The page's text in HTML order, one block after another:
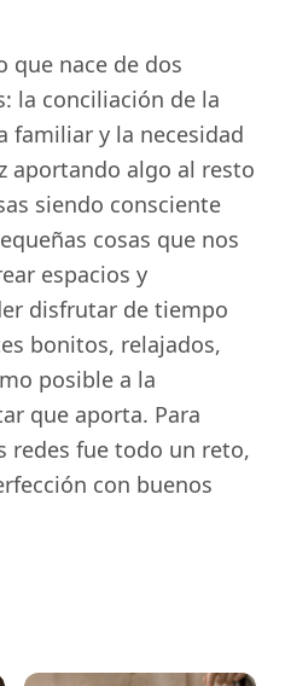
que nace de dos
la conciliación de la
familiar y la necesidad
aportando algo al resto
siendo consciente
cosas que nos
espacios y
disfrutar de tiempo
bonitos, relajados,
posible a la
que aporta. Para
redes fue todo un reto,
con buenos